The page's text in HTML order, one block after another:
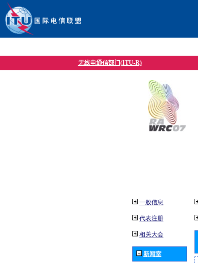
无线电通信部门(ITU-R)
一般信息
代表注册
相关大会
新闻室